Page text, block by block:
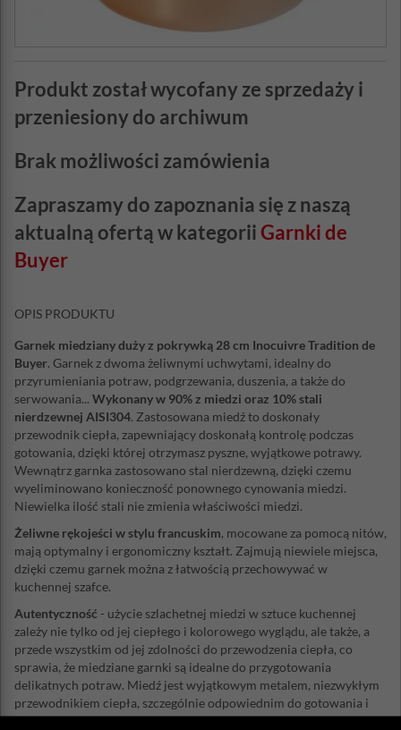
Produkt został wycofany ze sprzedaży i
przeniesiony do archiwum
Brak możliwości zamówienia
Zapraszamy do zapoznania się z naszą
aktualną ofertą w kategoriiGarnki de
Buyer
OPIS PRODUKTU
Garnek miedziany duży z pokrywką 28 cm Inocuivre Tradition de
Buyer. Garnek z dwoma żeliwnymi uchwytami, idealny do
przyrumieniania potraw, podgrzewania, duszenia, a także do
serwowania... Wykonany w 90% z miedzi oraz 10% stali
nierdzewnej AISI304. Zastosowana miedź to doskonały
przewodnik ciepła, zapewniający doskonałą kontrolę podczas
gotowania, dzięki której otrzymasz pyszne, wyjątkowe potrawy.
Wewnątrz garnka zastosowano stal nierdzewną, dzięki czemu
wyeliminowano konieczność ponownego cynowania miedzi.
Niewielka ilość stali nie zmienia właściwości miedzi.
Żeliwne rękojeści w stylu francuskim, mocowane za pomocą nitów,
mają optymalny i ergonomiczny kształt. Zajmują niewiele miejsca,
dzięki czemu garnek można z łatwością przechowywać w
kuchennej szafce.
Autentyczność - użycie szlachetnej miedzi w sztuce kuchennej
zależy nie tylko od jej ciepłego i kolorowego wyglądu, ale także, a
przede wszystkim od jej zdolności do przewodzenia ciepła, co
sprawia, że miedziane garnki są idealne do przygotowania
delikatnych potraw. Miedź jest wyjątkowym metalem, niezwykłym
przewodnikiem ciepła, szczególnie odpowiednim do gotowania i
redukcji w stylu francuskim. Jednak miedź nie powinna mieć